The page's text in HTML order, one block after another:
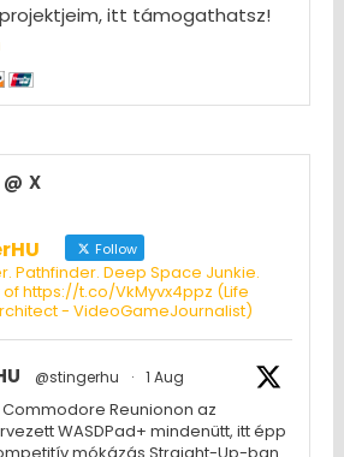
itt támogathatsz!
@ X
Follow
Pathfinder. Deep Space Junkie.
https://t.co/VkMyvx4ppz (Life
- VideoGameJournalist)
@stingerhu · 1 Aug
Reunionon az
WASDPad+ mindenütt, itt épp